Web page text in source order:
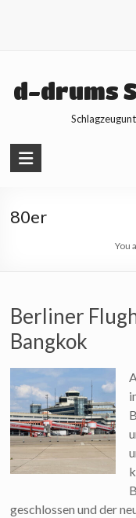
d-drums
80er
You
Berliner
Bangkok
geschlossen und der